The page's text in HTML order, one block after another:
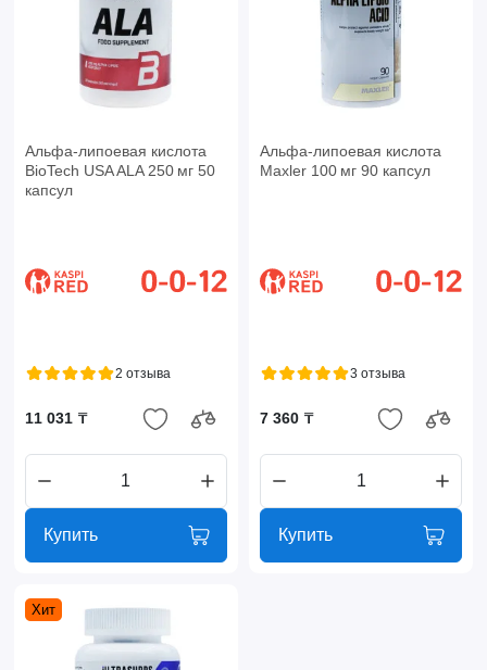
Альфа-липоевая кислота
BioTech USA ALA 250 мг 50
капсул
2 отзыва
11 031 ₸
Купить
Альфа-липоевая кислота
Maxler 100 мг 90 капсул
3 отзыва
7 360 ₸
Купить
Хит